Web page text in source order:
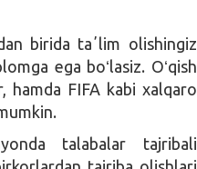
birida taʼlim olishingiz
ega boʻlasiz. Oʻqish
hamda FIFA kabi xalqaro
talabalar tajribali